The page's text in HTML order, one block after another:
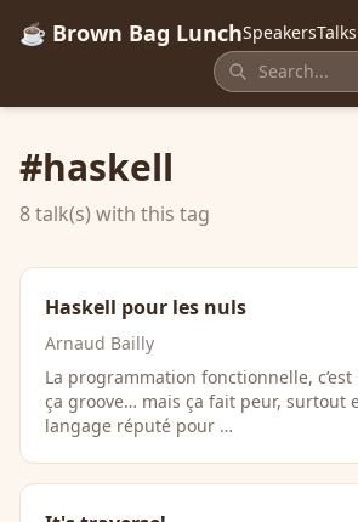
☕ Brown Bag LunchSpeakersTalks
#haskell
8 talk(s) with this tag
Haskell pour les nuls
Arnaud Bailly
La programmation fonctionnelle, c’est
ça groove… mais ça fait peur, surtout
langage réputé pour …